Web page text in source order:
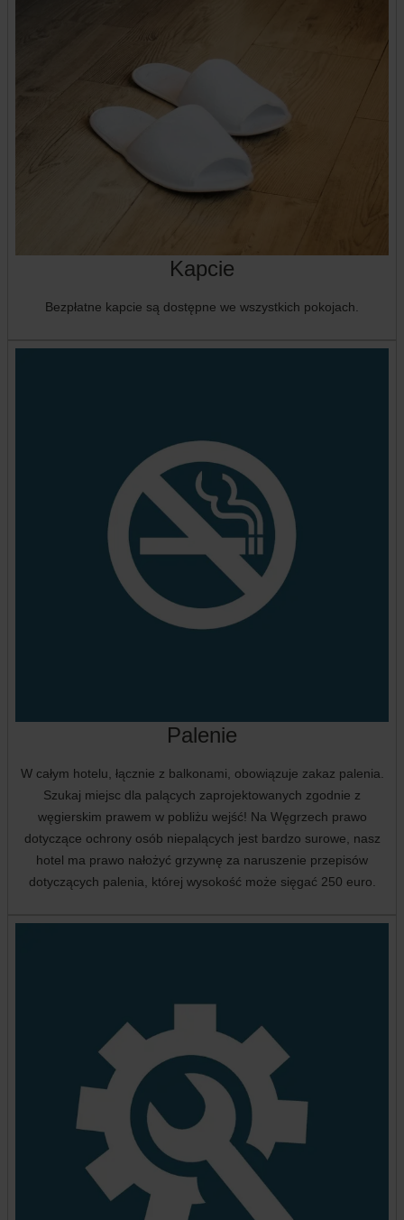
Kapcie
Bezpłatne kapcie są dostępne we wszystkich pokojach.
Palenie
W całym hotelu, łącznie z balkonami, obowiązuje zakaz palenia.
Szukaj miejsc dla palących zaprojektowanych zgodnie z
węgierskim prawem w pobliżu wejść! Na Węgrzech prawo
dotyczące ochrony osób niepalących jest bardzo surowe, nasz
hotel ma prawo nałożyć grzywnę za naruszenie przepisów
dotyczących palenia, której wysokość może sięgać 250 euro.